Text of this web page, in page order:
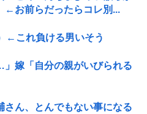
←お前らだったらコレ別...
←これ負ける男いそう
嫁「自分の親がいびられる
さん、とんでもない事になる